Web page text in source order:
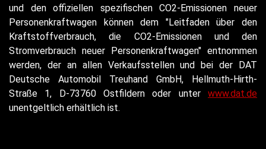
und den offiziellen spezifischen CO2-Emissionen neuer
Personenkraftwagen können dem "Leitfaden über den
Kraftstoffverbrauch, die CO2-Emissionen und den
Stromverbrauch neuer Personenkraftwagen" entnommen
werden, der an allen Verkaufsstellen und bei der DAT
Deutsche Automobil Treuhand GmbH, Hellmuth-Hirth-
Straße 1, D-73760 Ostfildern oder unter www.dat.de
unentgeltlich erhältlich ist.